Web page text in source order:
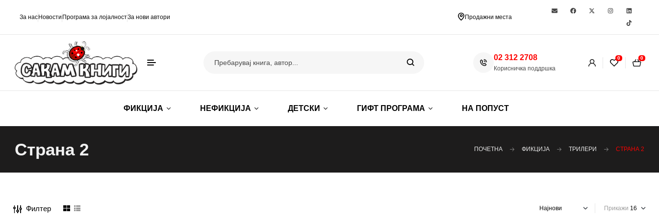
За нас Новости Програма за лојалностЗа нови автори Продажни места
02 312 2708
Корисничка поддршка
0 0
ФИКЦИЈА НЕФИКЦИЈА ДЕТСКИ ГИФТ ПРОГРАМА НА ПОПУСТ
Страна 2 ПОЧЕТНА ФИКЦИЈА ТРИЛЕРИ СТРАНА 2
Филтер Прикажи